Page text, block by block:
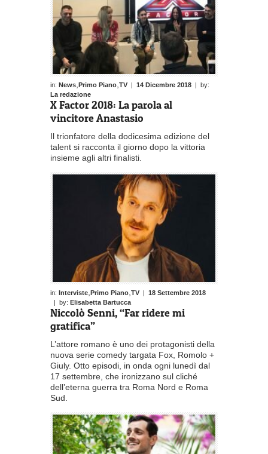
in: News Primo Piano TV | 14 Dicembre 2018 | by:
La redazione
X Factor 2018: La parola al
vincitore Anastasio
Il trionfatore della dodicesima edizione del
talent si racconta il giorno dopo la vittoria
insieme agli altri finalisti.
in: Interviste Primo Piano TV | 18 Settembre 2018
| by: Elisabetta Bartucca
Niccolò Senni, “Far ridere mi
gratifica”
L’attore romano è uno dei protagonisti della
nuova serie comedy targata Fox, Romolo +
Giuly. Otto episodi, in onda ogni lunedì dal
17 settembre, che ironizzano sul cliché
dell’eterna guerra tra Roma Nord e Roma
Sud.